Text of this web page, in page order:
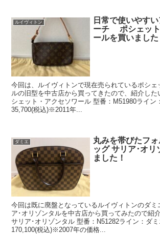
ルイヴィトン
日常で使いやす
ーチ ポシェット
ールを買いました
今回は、ルイヴィトンで現在売られているポシェ
ルの旧型を中古店から買ってきたので、紹介した
シェット・アクセソワール 型番：M51980ライン
35,700(税込)※2011年...
ダミエ
丸みを帯びたフ
ッグ サリア･オリ
ました！
今回は既に廃盤となっているルイヴィトンのダミ
ア･オリゾンタルを中古店から買ってみたので紹
サリア･オリゾンタル 型番：N51282ライン：ダミ
170,100(税込)※2007年の価格...